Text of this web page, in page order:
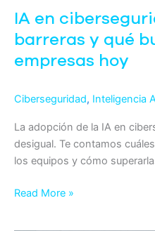
IA en
barreras y qué
empresas hoy
Ciberseguridad, Inteligencia
La adopción de la IA en
desigual. Te contamos
los equipos y cómo
hoy
Read More »